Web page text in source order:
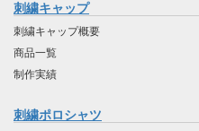
刺繍キャップ
刺繍キャップ概要
商品一覧
制作実績
刺繍ポロシャツ